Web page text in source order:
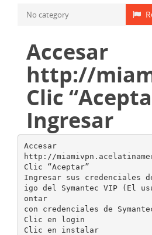
No category
Accesar
http://
Clic
Ingresar
Accesar
http://
Clic “Aceptar”
Ingresar sus credenciales
igo del Symantec VIP (El
ontar
con credenciales de
Clic en login
Clic en instalar